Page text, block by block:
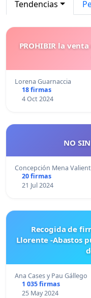
Tendencias
PROHIBIR la venta
Lorena Guarnaccia
18 firmas
4 Oct 2024
NO SIN
Concepción Mena
20 firmas
21 Jul 2024
Recogida de
Llorente -Abastos
Ana Cases y Pau Gállego
1 035 firmas
25 May 2024